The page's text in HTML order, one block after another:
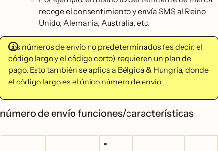
recoge el consentimiento y envía SMS al Reino
Unido, Alemania, Australia, etc.
Los números de envío no predeterminados (es decir, el
código largo y el código corto) requieren un plan de
pago. Esto también se aplica a Bélgica & Hungría, donde
el código largo es el único número de envío.
número de envío funciones/características
*